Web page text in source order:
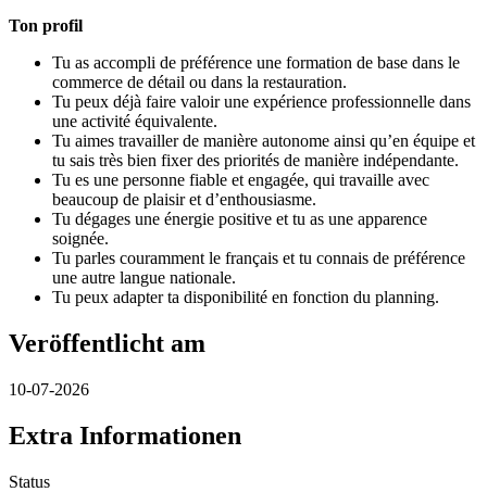
Ton profil
Tu as accompli de préférence une formation de base dans le
commerce de détail ou dans la restauration.
Tu peux déjà faire valoir une expérience professionnelle dans
une activité équivalente.
Tu aimes travailler de manière autonome ainsi qu’en équipe et
tu sais très bien fixer des priorités de manière indépendante.
Tu es une personne fiable et engagée, qui travaille avec
beaucoup de plaisir et d’enthousiasme.
Tu dégages une énergie positive et tu as une apparence
soignée.
Tu parles couramment le français et tu connais de préférence
une autre langue nationale.
Tu peux adapter ta disponibilité en fonction du planning.
Veröffentlicht am
10-07-2026
Extra Informationen
Status